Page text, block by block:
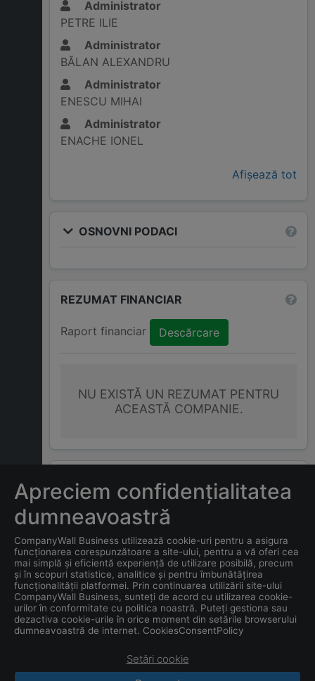
Administrator
PETRE ILIE
Administrator
BĂLAN ALEXANDRU
Administrator
ENESCU MIHAI
Administrator
ENACHE IONEL
Afișează tot
OSNOVNI PODACI
REZUMAT FINANCIAR
Raport financiar Descărcare
NU EXISTĂ UN REZUMAT PENTRU
ACEASTĂ COMPANIE.
ÎNTREBĂRI FRECVENTE
Care este adresa companiei
ALEX NEW CAR 2018 S.R.L.?
Care este data înființării
companieiALEX NEW CAR
2018 S.R.L.?
Apreciem confidențialitatea
dumneavoastră
CompanyWall Business utilizează cookie-uri pentru a asigura
funcționarea corespunzătoare a site-ului, pentru a vă oferi cea
mai simplă și eficientă experiență de utilizare posibilă, precum
și în scopuri statistice, analitice și pentru îmbunătățirea
funcționalității platformei. Prin continuarea utilizării site-ului
CompanyWall Business, sunteți de acord cu utilizarea cookie-
urilor în conformitate cu politica noastră. Puteți gestiona sau
dezactiva cookie-urile în orice moment din setările browserului
dumneavoastră de internet. CookiesConsentPolicy
Setări cookie